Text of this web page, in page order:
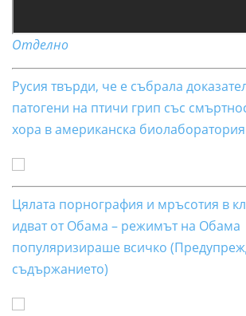
Отделно
Русия твърди, че е събрала
патогени на птичи грип със
хора в американска
Цялата порнография и мръсотия в
идват от Обама – режимът на Обама
популяризираше всичко
съдържанието)